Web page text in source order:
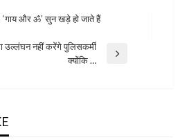
‘गाय और ॐ’ सुन खड़े हो जाते हैं
उल्लंघन नहीं करेंगे पुलिसकर्मी
क्योंकि …